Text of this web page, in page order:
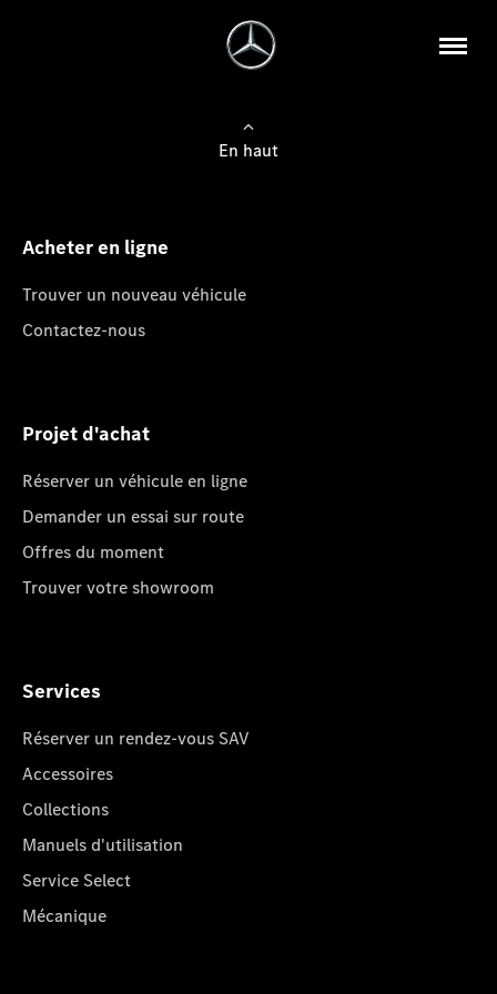
En haut
Acheter en ligne
Trouver un nouveau véhicule
Contactez-nous
Projet d'achat
Réserver un véhicule en ligne
Demander un essai sur route
Offres du moment
Trouver votre showroom
Services
Réserver un rendez-vous SAV
Accessoires
Collections
Manuels d'utilisation
Service Select
Mécanique